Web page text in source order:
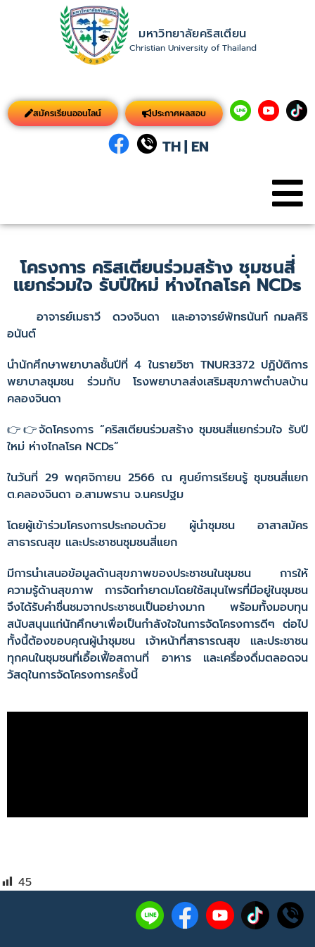
มหาวิทยาลัยคริสเตียน
Christian University of Thailand
สมัครเรียนออนไลน์ ประกาศผลสอบ
TH| EN
โครงการ คริสเตียนร่วมสร้าง ชุมชนสี่
แยกร่วมใจ รับปีใหม่ ห่างไกลโรค NCDs
อาจารย์เมธาวี ดวงจินดา และอาจารย์พัทธนันท์ กมลศิริ
อนันต์
นำนักศึกษาพยาบาลชั้นปีที่ 4 ในรายวิชา TNUR3372 ปฏิบัติการ
พยาบาลชุมชน ร่วมกับ โรงพยาบาลส่งเสริมสุขภาพตำบลบ้าน
คลองจินดา
👉👉จัดโครงการ “คริสเตียนร่วมสร้าง ชุมชนสี่แยกร่วมใจ รับปี
ใหม่ ห่างไกลโรค NCDs”
ในวันที่ 29 พฤศจิกายน 2566 ณ ศูนย์การเรียนรู้ ชุมชนสี่แยก
ต.คลองจินดา อ.สามพราน จ.นครปฐม
โดยผู้เข้าร่วมโครงการประกอบด้วย ผู้นำชุมชน อาสาสมัคร
สาธารณสุข และประชาชนชุมชนสี่แยก
มีการนำเสนอข้อมูลด้านสุขภาพของประชาชนในชุมชน การให้
ความรู้ด้านสุขภาพ การจัดทำยาดมโดยใช้สมุนไพรที่มีอยู่ในชุมชน
จึงได้รับคำชื่นชมจากประชาชนเป็นอย่างมาก พร้อมทั้งมอบทุน
สนับสนุนแก่นักศึกษาเพื่อเป็นกำลังใจในการจัดโครงการดีๆ ต่อไป
ทั้งนี้ต้องขอบคุณผู้นำชุมชน เจ้าหน้าที่สาธารณสุข และประชาชน
ทุกคนในชุมชนที่เอื้อเฟื้อสถานที่ อาหาร และเครื่องดื่มตลอดจน
วัสดุในการจัดโครงการครั้งนี้
45